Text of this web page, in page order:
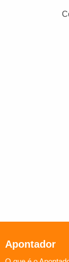
Apontador